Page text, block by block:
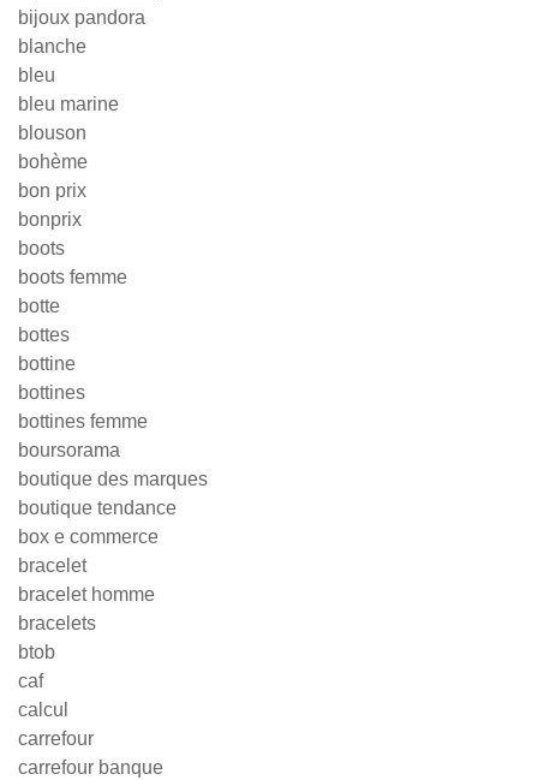
bijoux pandora
blanche
bleu
bleu marine
blouson
bohème
bon prix
bonprix
boots
boots femme
botte
bottes
bottine
bottines
bottines femme
boursorama
boutique des marques
boutique tendance
box e commerce
bracelet
bracelet homme
bracelets
btob
caf
calcul
carrefour
carrefour banque